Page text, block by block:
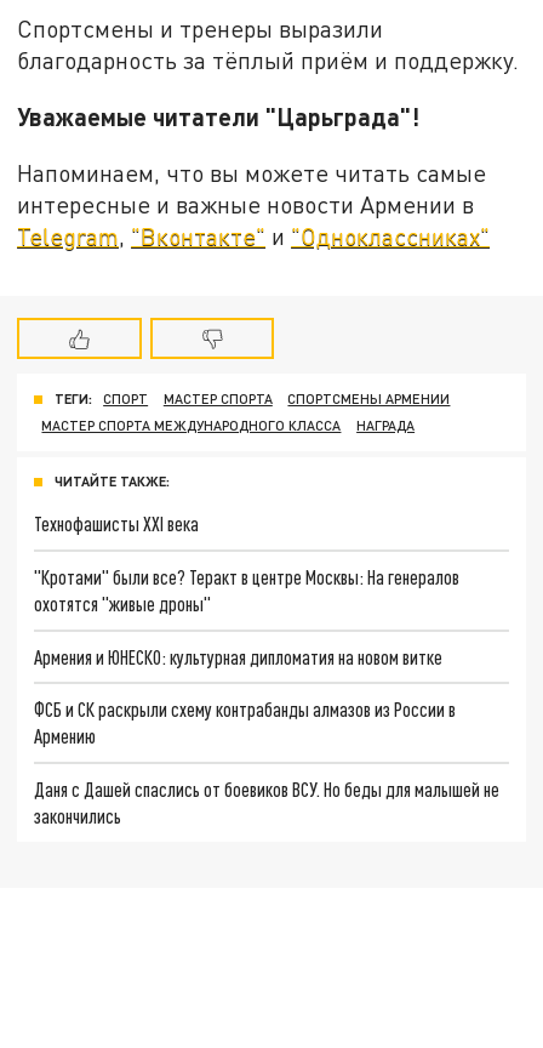
Спортсмены и тренеры выразили
благодарность за тёплый приём и поддержку.
Уважаемые читатели "Царьграда"!
Напоминаем, что вы можете читать самые
интересные и важные новости Армении в
Telegram, "Вконтакте" и "Одноклассниках"
ТЕГИ: СПОРТ МАСТЕР СПОРТА
СПОРТСМЕНЫ АРМЕНИИ
МАСТЕР СПОРТА МЕЖДУНАРОДНОГО КЛАССА
НАГРАДА
ЧИТАЙТЕ ТАКЖЕ:
Технофашисты XXI века
"Кротами" были все? Теракт в центре Москвы: На генералов
охотятся "живые дроны"
Армения и ЮНЕСКО: культурная дипломатия на новом витке
ФСБ и СК раскрыли схему контрабанды алмазов из России в
Армению
Даня с Дашей спаслись от боевиков ВСУ. Но беды для малышей не
закончились